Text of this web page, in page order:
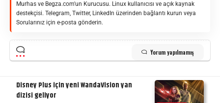
Murhas ve Begza.com'un Kurucusu. Linux kullanıcısı ve açık kaynak
destekçisi. Telegram, Twitter, LinkedIn üzerinden bağlantı kurun veya
Sorularınız için e-posta gönderin.
Yorum yapılmamış
Disney Plus için yeni WandaVision yan
dizisi geliyor